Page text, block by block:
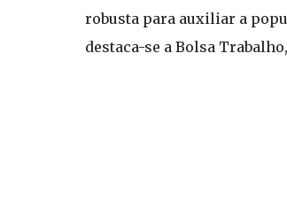
robusta para auxiliar a
destaca-se a Bolsa